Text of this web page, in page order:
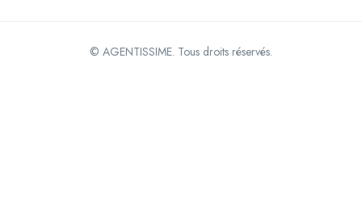
© AGENTISSIME. Tous droits réservés.